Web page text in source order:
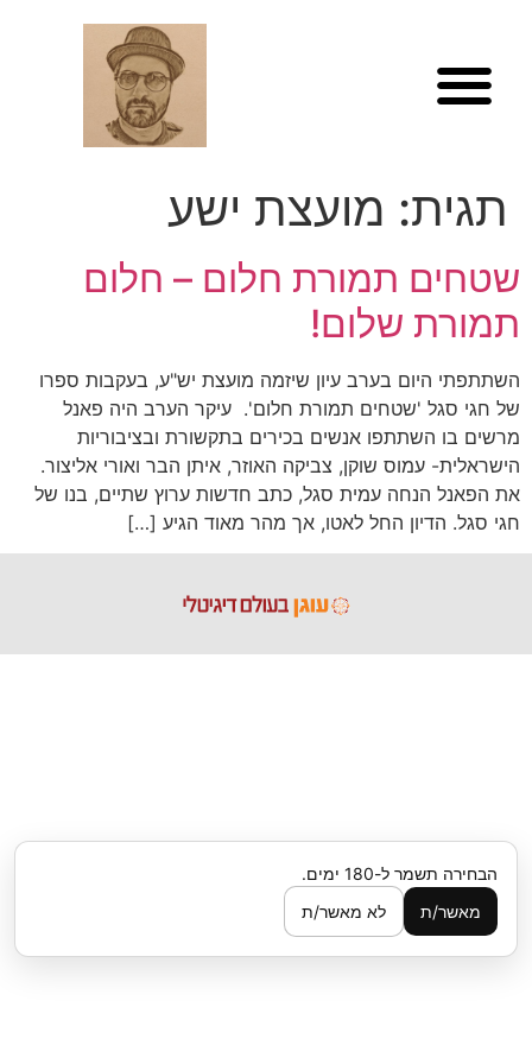
תגית: מועצת ישע
שטחים תמורת חלום – חלום
תמורת שלום!
השתתפתי היום בערב עיון שיזמה מועצת יש"ע, בעקבות ספרו
של חגי סגל 'שטחים תמורת חלום'. עיקר הערב היה פאנל
מרשים בו השתתפו אנשים בכירים בתקשורת ובציבוריות
הישראלית- עמוס שוקן, צביקה האוזר, איתן הבר ואורי אליצור.
את הפאנל הנחה עמית סגל, כתב חדשות ערוץ שתיים, בנו של
חגי סגל. הדיון החל לאטו, אך מהר מאוד הגיע […]
הבחירה תשמר ל-180 ימים.
מאשר/ת
לא מאשר/ת